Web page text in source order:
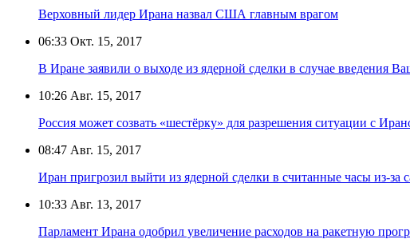
Верховный лидер Ирана назвал США главным врагом
06:33 Окт. 15, 2017
В Иране заявили о выходе из ядерной сделки в случае введения
10:26 Авг. 15, 2017
Россия может созвать «шестёрку» для разрешения ситуации с
08:47 Авг. 15, 2017
Иран пригрозил выйти из ядерной сделки в считанные часы из-
10:33 Авг. 13, 2017
Парламент Ирана одобрил увеличение расходов на ракетную